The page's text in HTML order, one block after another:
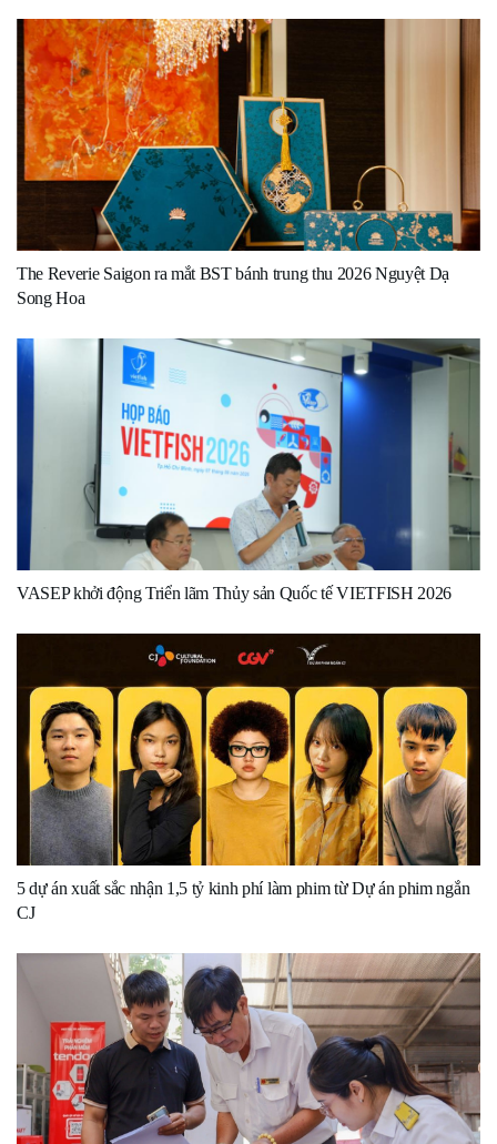
The Reverie Saigon ra mắt BST bánh trung thu 2026 Nguyệt Dạ
Song Hoa
VASEP khởi động Triển lãm Thủy sản Quốc tế VIETFISH 2026
5 dự án xuất sắc nhận 1,5 tỷ kinh phí làm phim từ Dự án phim ngắn
CJ